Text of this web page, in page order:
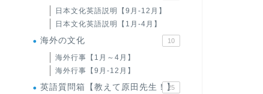
日本文化英語説明【9月-12月】
日本文化英語説明【1月-4月】
海外の文化 10
海外行事【1月～4月】
海外行事【9月-12月】
英語質問箱【教えて原田先生！】
25